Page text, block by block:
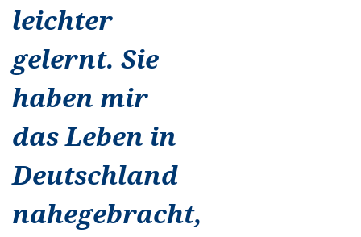
leichter
gelernt. Sie
haben mir
das Leben in
Deutschland
nahegebracht,